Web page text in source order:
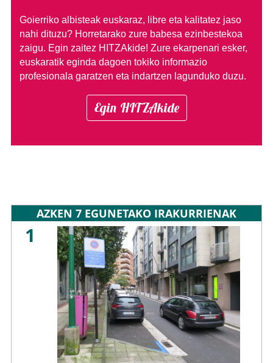
Goierriko albisteak euskaraz, libre eta kalitatez jaso
nahi dituzu? Horretarako zure babesa ezinbestekoa
zaigu. Egin zaitez HITZAkide! Zure ekarpenari esker,
euskaratik eginda dagoen tokiko informazio
profesionala garatzen eta indartzen lagunduko duzu.
Egin HITZAkide
AZKEN 7 EGUNETAKO IRAKURRIENAK
1